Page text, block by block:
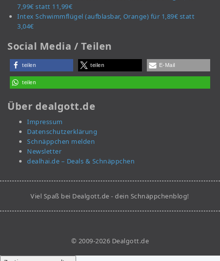
7,99€ statt 11,99€
Intex Schwimmflügel (aufblasbar, Orange) für 1,89€ statt
3,04€
Social Media / Teilen
teilen teilen E-Mail
teilen
Über dealgott.de
Impressum
Datenschutzerklärung
Schnäppchen melden
Newsletter
dealhai.de – Deals & Schnäppchen
Viel Spaß bei Dealgott.de - dein Schnäppchenblog!
© 2009-2026 Dealgott.de